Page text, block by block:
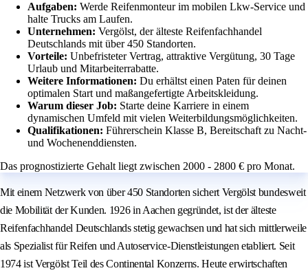
Aufgaben: Werde Reifenmonteur im mobilen Lkw-Service und
halte Trucks am Laufen.
Unternehmen: Vergölst, der älteste Reifenfachhandel
Deutschlands mit über 450 Standorten.
Vorteile: Unbefristeter Vertrag, attraktive Vergütung, 30 Tage
Urlaub und Mitarbeiterrabatte.
Weitere Informationen: Du erhältst einen Paten für deinen
optimalen Start und maßangefertigte Arbeitskleidung.
Warum dieser Job: Starte deine Karriere in einem
dynamischen Umfeld mit vielen Weiterbildungsmöglichkeiten.
Qualifikationen: Führerschein Klasse B, Bereitschaft zu Nacht-
und Wochenenddiensten.
Das prognostizierte Gehalt liegt zwischen 2000 - 2800 € pro Monat.
Mit einem Netzwerk von über 450 Standorten sichert Vergölst bundesweit
die Mobilität der Kunden. 1926 in Aachen gegründet, ist der älteste
Reifenfachhandel Deutschlands stetig gewachsen und hat sich mittlerweile
als Spezialist für Reifen und Autoservice-Dienstleistungen etabliert. Seit
1974 ist Vergölst Teil des Continental Konzerns. Heute erwirtschaften